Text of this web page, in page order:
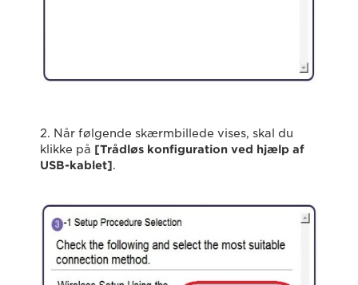
2. Når følgende skærmbillede vises, skal du
klikke på [Trådløs konfiguration ved hjælp af
USB-kablet].